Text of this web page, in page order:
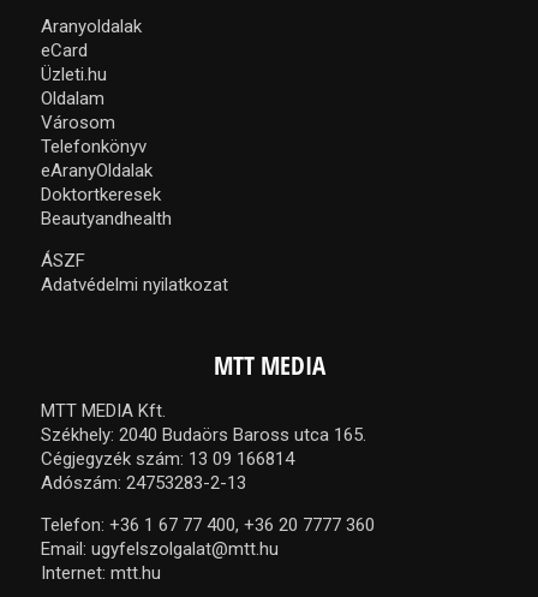
Aranyoldalak
eCard
Üzleti.hu
Oldalam
Városom
Telefonkönyv
eAranyOldalak
Doktortkeresek
Beautyandhealth
ÁSZF
Adatvédelmi nyilatkozat
MTT MEDIA
MTT MEDIA Kft.
Székhely: 2040 Budaörs Baross utca 165.
Cégjegyzék szám: 13 09 166814
Adószám: 24753283-2-13
Telefon: +36 1 67 77 400, +36 20 7777 360
Email: ugyfelszolgalat@mtt.hu
Internet: mtt.hu